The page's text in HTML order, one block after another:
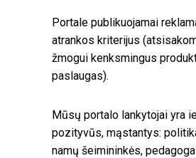
Portale publikuojamai
atrankos kriterijus
žmogui kenksmingus
paslaugas).
Mūsų portalo lankytojai yra
pozityvūs, mąstantys:
namų šeimininkės,